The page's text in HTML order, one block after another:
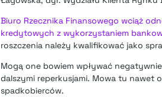
Biuro Rzecznika Finansowego wciąż
kredytowych z wykorzystaniem
roszczenia należy kwalifikować jako
Mogą one bowiem wpływać
dalszymi reperkusjami. Mowa tu
spadkobierców.